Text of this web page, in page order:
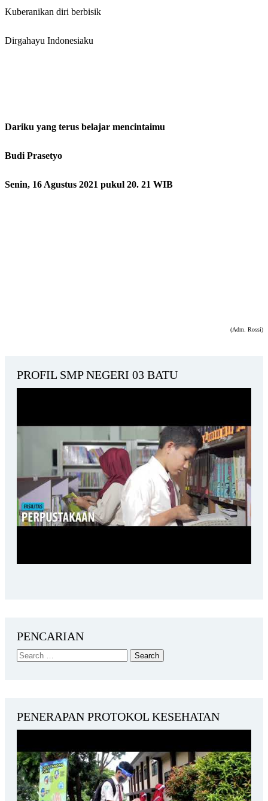
Kuberanikan diri berbisik
Dirgahayu Indonesiaku
Dariku yang terus belajar mencintaimu
Budi Prasetyo
Senin, 16 Agustus 2021 pukul 20. 21 WIB
(Adm. Rossi)
PROFIL SMP NEGERI 03 BATU
PENCARIAN
PENERAPAN PROTOKOL KESEHATAN